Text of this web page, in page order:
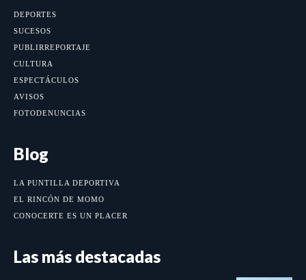
DEPORTES
SUCESOS
PUBLIRREPORTAJE
CULTURA
ESPECTÁCULOS
AVISOS
FOTODENUNCIAS
Blog
LA PUNTILLA DEPORTIVA
EL RINCÓN DE MOMO
CONOCERTE ES UN PLACER
Las más destacadas